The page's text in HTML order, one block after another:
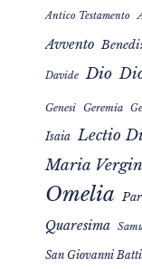
Antico Testamento
Avvento
Davide Dio
Genesi Geremia
Isaia Lectio
Maria
Omelia
Quaresima
San Giovanni